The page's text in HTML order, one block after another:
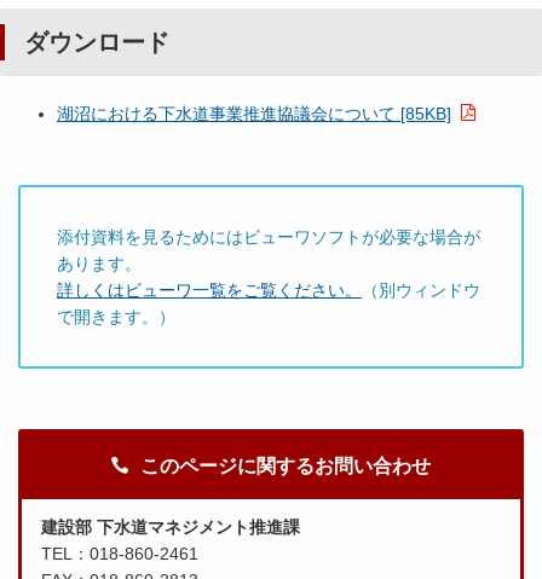
ダウンロード
湖沼における下水道事業推進協議会について [85KB]
添付資料を見るためにはビューワソフトが必要な場合が
あります。
詳しくはビューワ一覧をご覧ください。
（別ウィンドウ
で開きます。）
このページに関するお問い合わせ
建設部 下水道マネジメント推進課
TEL：018-860-2461